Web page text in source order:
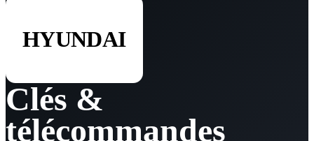
HYUNDAI
Clés &
télécommandes